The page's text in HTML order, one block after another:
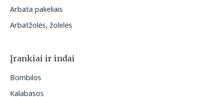
Arbata pakeliais
Arbatžolės, žolelės
Įrankiai ir indai
Bombilos
Kalabasos